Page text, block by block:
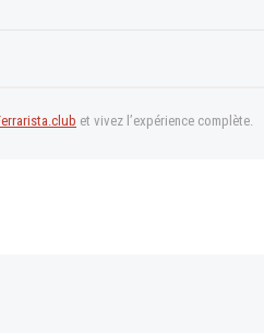
et vivez l’expérience complète.